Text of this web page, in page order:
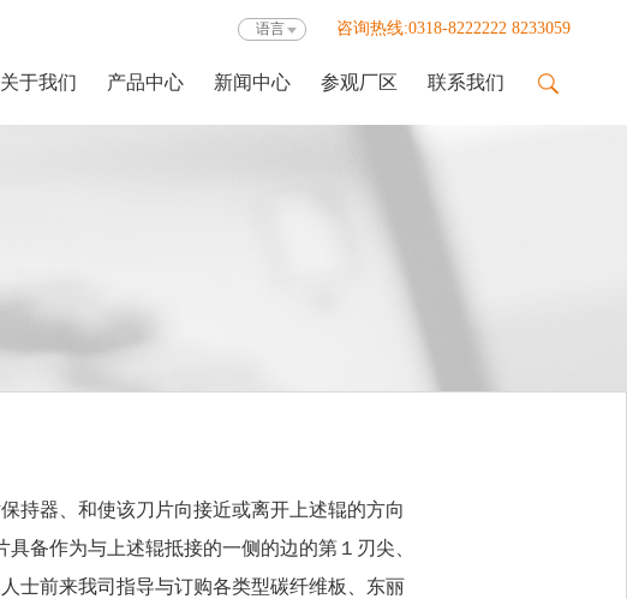
语言 咨询热线:0318-8222222 8233059
关于我们 产品中心 新闻中心 参观厂区 联系我们
器、和使该刀片向接近或离开上述辊的方向
为与上述辊抵接的一侧的边的第１刃尖、
前来我司指导与订购各类型碳纤维板、东丽